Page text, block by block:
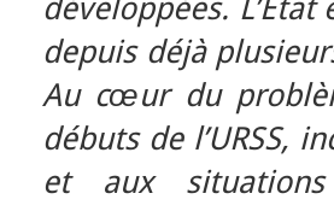
développées.
depuis déjà
Au cœur du
débuts de l’URSS,
et aux